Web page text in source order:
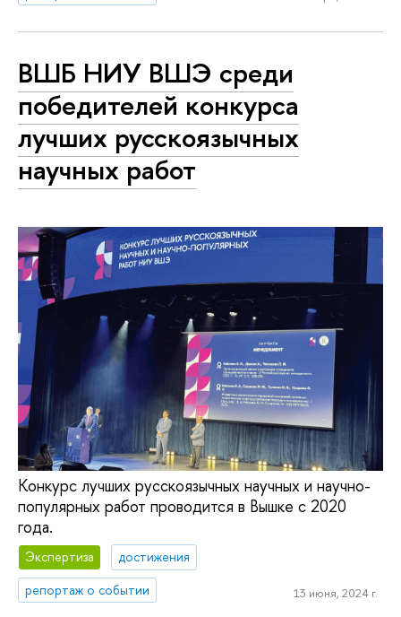
ВШБ НИУ ВШЭ среди
победителей конкурса
лучших русскоязычных
научных работ
Конкурс лучших русскоязычных научных и научно-
популярных работ проводится в Вышке с 2020
года.
Экспертиза
достижения
репортаж о событии
13 июня, 2024 г.